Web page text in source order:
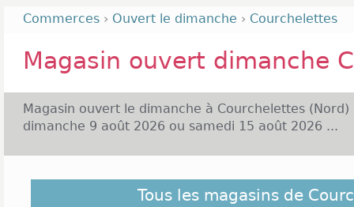
Commerces › Ouvert le dimanche › Courchelettes
Magasin ouvert dimanche
Magasin ouvert le dimanche à Courchelettes
dimanche 9 août 2026 ou samedi 15 août 2026 ...
Découvrez dans la liste ci-dessous les
Courchelettes et ceux situés à proximité. Ils sont
Tous les magasins de